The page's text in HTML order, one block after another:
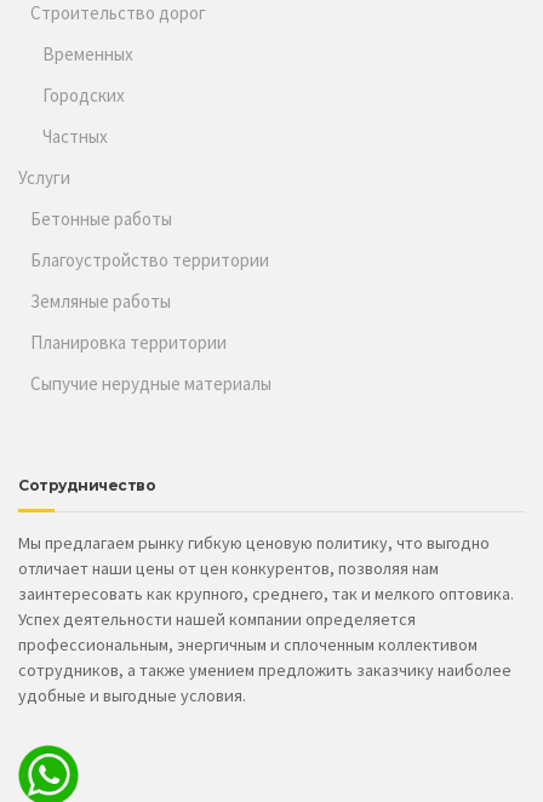
Строительство дорог
Временных
Городских
Частных
Услуги
Бетонные работы
Благоустройство территории
Земляные работы
Планировка территории
Сыпучие нерудные материалы
Сотрудничество
Мы предлагаем рынку гибкую ценовую политику, что выгодно
отличает наши цены от цен конкурентов, позволяя нам
заинтересовать как крупного, среднего, так и мелкого оптовика.
Успех деятельности нашей компании определяется
профессиональным, энергичным и сплоченным коллективом
сотрудников, а также умением предложить заказчику наиболее
удобные и выгодные условия.